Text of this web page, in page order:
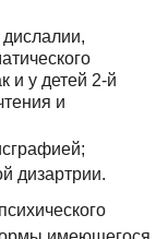
дислалии,
и у детей 2-й
и
дизартрии.